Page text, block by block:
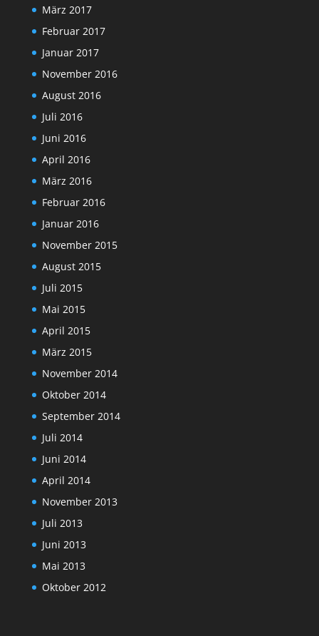
März 2017
Februar 2017
Januar 2017
November 2016
August 2016
Juli 2016
Juni 2016
April 2016
März 2016
Februar 2016
Januar 2016
November 2015
August 2015
Juli 2015
Mai 2015
April 2015
März 2015
November 2014
Oktober 2014
September 2014
Juli 2014
Juni 2014
April 2014
November 2013
Juli 2013
Juni 2013
Mai 2013
Oktober 2012